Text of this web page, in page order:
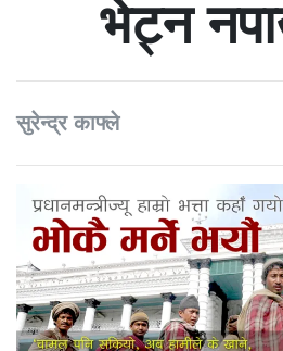
भेट्न
सुरेन्द्र काफ्ले